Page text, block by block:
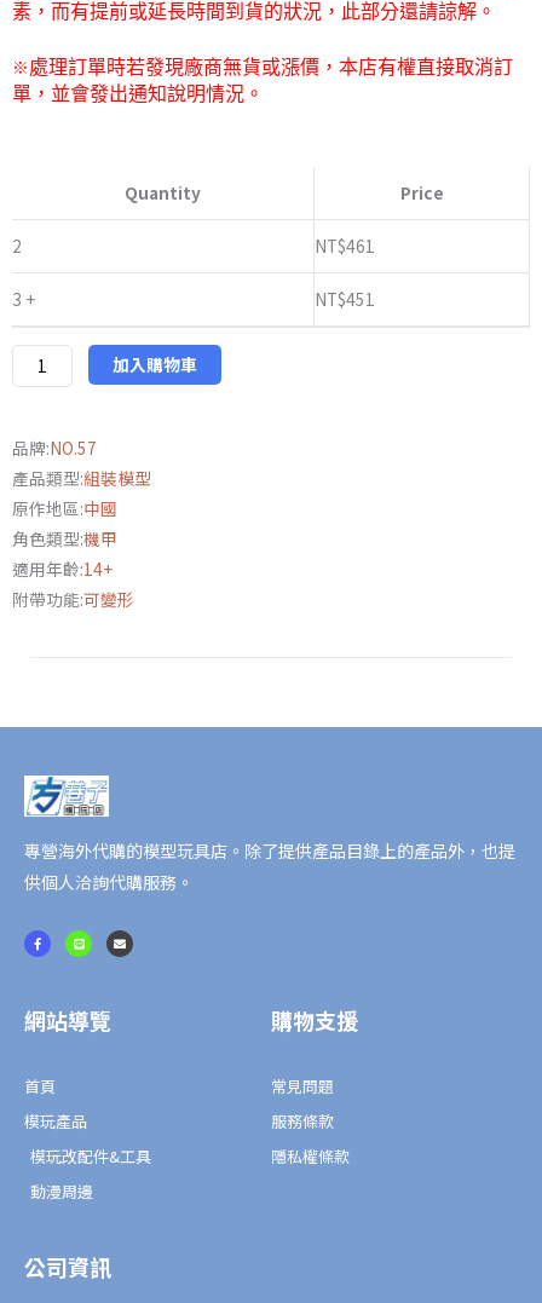
到
NT$470
素，而有提前或延長時間到貨的狀況，此部分還請諒解。
※處理訂單時若發現廠商無貨或漲價，本店有權直接取消訂
單，並會發出通知說明情況。
Quantity Price
2 NT$461
3 + NT$451
小
隊
天
嵐
士
附
特
典
數
量
加入購物車
品牌:NO.57
產品類型:組裝模型
原作地區:中國
角色類型:機甲
適用年齡:14+
附帶功能:可變形
專營海外代購的模型玩具店。除了提供產品目錄上的產品外，也提
供個人洽詢代購服務。
F
a
c
k
-
L
i
n
E
n
v
網站導覽
首頁
模玩產品
模玩改配件&工具
動漫周邊
購物支援
常見問題
服務條款
隱私權條款
公司資訊